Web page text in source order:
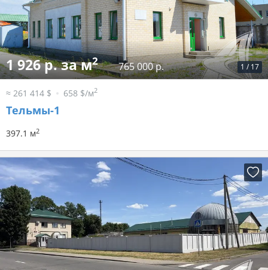
1 / 17
1 926 р. за м2 765 000 р.
≈ 261 414 $ 658 $/м2
Тельмы-1
397.1 м2